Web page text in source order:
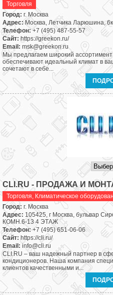
Торговля
Город: г. Москва
Адрес:Москва, Летчика Ларюшина,
Телефон: +7 (495) 487-55-57
Сайт:https://greekon.ru/
Email: msk@greekon.ru
Мы предлагаем широкий
обеспечивают идеальный климат в
сочетают в себе...
CLI.RU - ПРОДАЖА И
Торговля, Климатическое
Город: г. Москва
Адрес: 105425, г Москва, бульвар
КОМН.6-13 4 ЭТАЖ
Телефон: +7 (495) 651-06-06
Сайт:https://cli.ru/
Email: info@cli.ru
CLI.RU – ваш надежный партнер в
кондиционеров. Наша компания
клиентов качественными и...